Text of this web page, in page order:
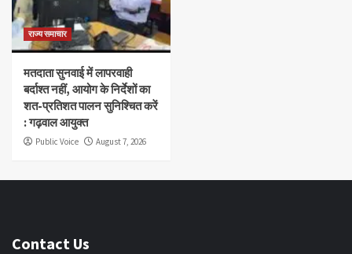
राज्य समाचार
मतदाता सुनवाई में लापरवाही
बर्दाश्त नहीं, आयोग के निर्देशों का
शत-प्रतिशत पालन सुनिश्चित करें
: गढ़वाल आयुक्त
Public Voice August 7, 2026
Contact Us